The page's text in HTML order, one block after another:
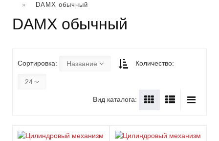
DАMX обычный
DАMX обычный
Сортировка: Название Количество:
24
Вид каталога: